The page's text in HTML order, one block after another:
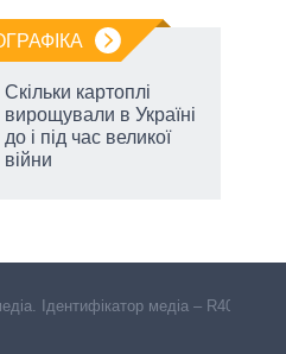
Скільки картоплі
вирощували в Україні
до і під час великої
війни
Ідентифікатор медіа – R40-